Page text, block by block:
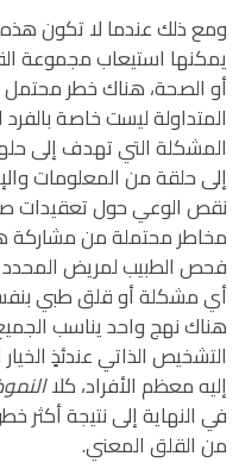
ومع ذلك عندما لا تكون هذه
يمكنها استيعاب مجموعة
أو الصحة، هناك خطر محتمل
المتداولة ليست خاصة
المشكلة التي تهدف إلى
إلى حلقة من المعلومات
نقص الوعي حول تعقيدات
مخاطر محتملة من
فحص الطبيب لمريض المحدد
أي مشكلة أو قلق طبي
هناك نهج واحد يناسب
التشخيص الذاتي عندئذٍ
إليه معظم الأفراد، كلا
في النهاية إلى نتيجة أكثر
من القلق المعني.